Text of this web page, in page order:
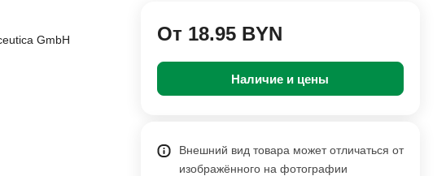
GmbH
От 18.95 BYN
Наличие и цены
Внешний вид товара может отличаться от
изображённого на фотографии